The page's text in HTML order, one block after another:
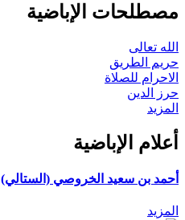
مصطلحات الإباضية
الله تعالى
حريم الطريق
الاحرام للصلاة
حرز الدين
المزيد
أعلام الإباضية
أحمد بن سعيد الخروصي (الستالي)
المزيد